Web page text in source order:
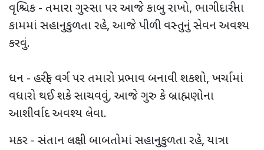
વૃશ્ચિક - તમારા ગુસ્સા પર આજે કાબુ રાખો, ભાગીદારીના
કામમાં સહાનુકુળતા રહે, આજે પીળી વસ્તુનું સેવન અવશ્ય
કરવું.
ધન - હરીફ વર્ગ પર તમારો પ્રભાવ બનાવી શકશો, ખર્ચામાં
વધારો થઈ શકે સાચવવું, આજે ગુરુ કે બ્રાહ્મણોના
આશીર્વાદ અવશ્ય લેવા.
મકર - સંતાન લક્ષી બાબતોમાં સહાનુકુળતા રહે, યાત્રા